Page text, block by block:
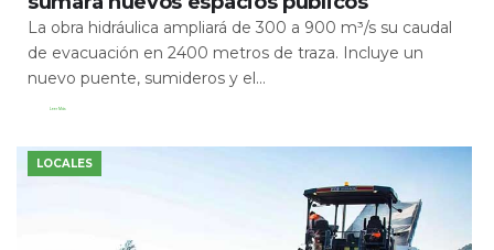
La obra hidráulica ampliará de 300 a 900 m³/s su caudal
de evacuación en 2400 metros de traza. Incluye un
nuevo puente, sumideros y el...
Leer Más
LOCALES